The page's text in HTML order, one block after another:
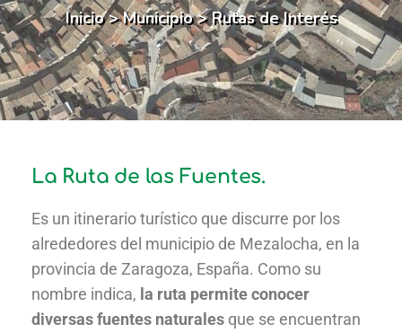
Inicio>Municipio>Rutas de Interés
La Ruta de las Fuentes.
Es un itinerario turístico que discurre por los
alrededores del municipio de Mezalocha, en la
provincia de Zaragoza, España. Como su
nombre indica, la ruta permite conocer
diversas fuentes naturales que se encuentran